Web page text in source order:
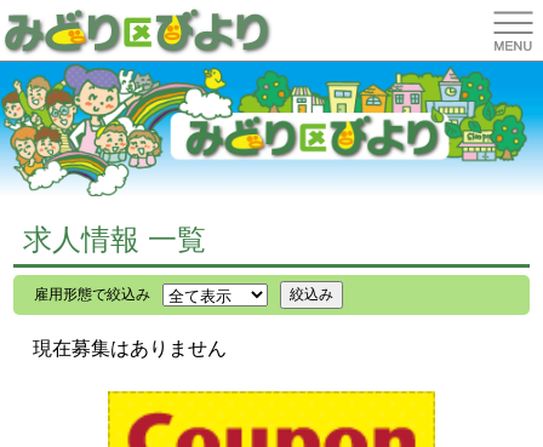
求人情報 一覧
雇用形態で絞込み
現在募集はありません